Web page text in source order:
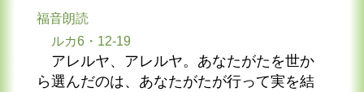
福音朗読
ルカ6・12-19
アレルヤ、アレルヤ。あなたがたを世か
ら選んだのは、あなたがたが行って実を結